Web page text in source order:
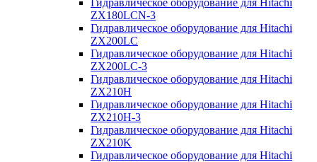
Гидравлическое оборудование для Hitachi
ZX180LCN-3
Гидравлическое оборудование для Hitachi
ZX200LC
Гидравлическое оборудование для Hitachi
ZX200LC-3
Гидравлическое оборудование для Hitachi
ZX210H
Гидравлическое оборудование для Hitachi
ZX210H-3
Гидравлическое оборудование для Hitachi
ZX210K
Гидравлическое оборудование для Hitachi